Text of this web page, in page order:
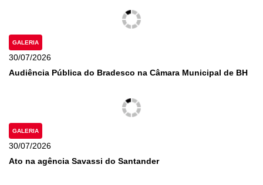
GALERIA
30/07/2026
Audiência Pública do Bradesco na Câmara Municipal de BH
GALERIA
30/07/2026
Ato na agência Savassi do Santander